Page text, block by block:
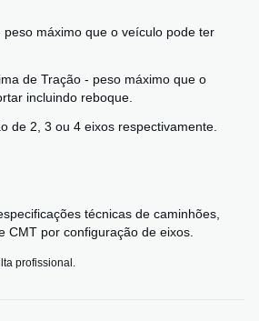
peso máximo que o veículo pode ter
de Tração - peso máximo que o
incluindo reboque.
de 2, 3 ou 4 eixos respectivamente.
técnicas de caminhões,
CMT por configuração de eixos.
profissional.